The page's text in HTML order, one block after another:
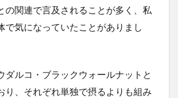
の関連で言及されることが多く、私
で気になっていたことがありまし
ダルコ・ブラックウォールナットと
り、それぞれ単独で摂るよりも組み